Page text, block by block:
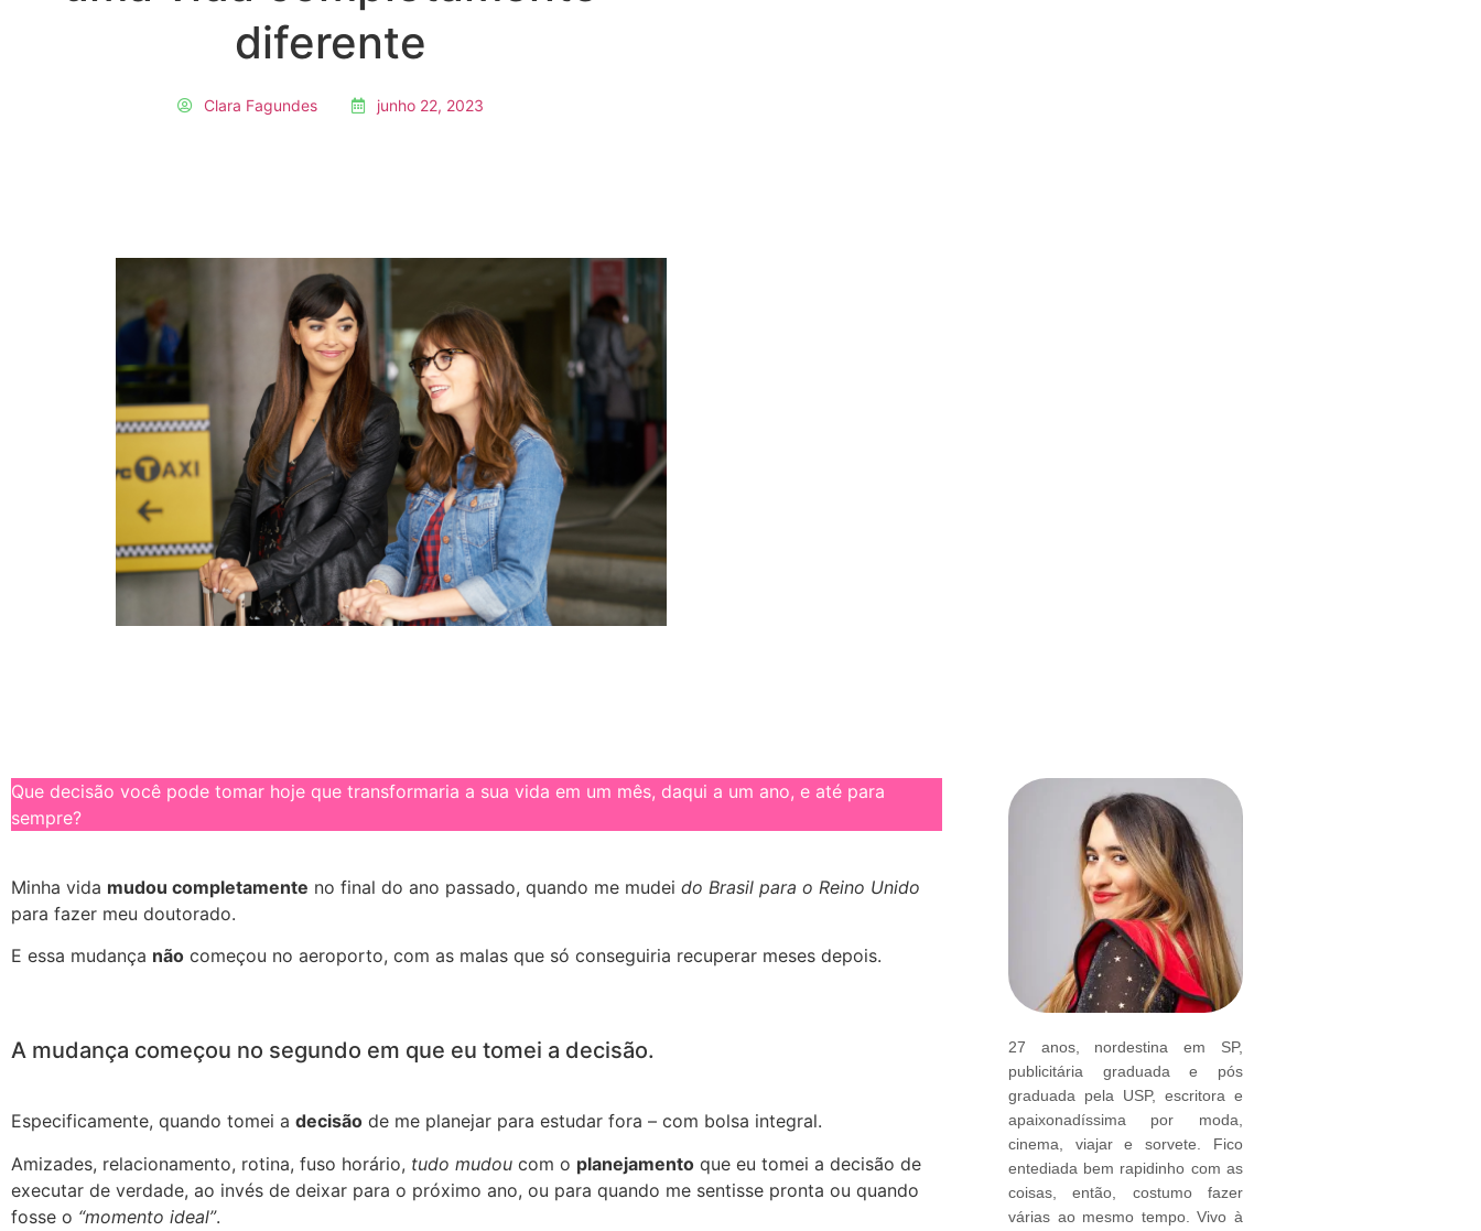
diferente
Clara Fagundes junho 22, 2023
Que decisão você pode tomar hoje que transformaria a sua vida em um mês, daqui a um ano, e até para
sempre?
Minha vida mudou completamente no final do ano passado, quando me mudei do Brasil para o Reino Unido
para fazer meu doutorado.
E essa mudança não começou no aeroporto, com as malas que só conseguiria recuperar meses depois.
A mudança começou no segundo em que eu tomei a decisão.
Especificamente, quando tomei a decisão de me planejar para estudar fora – com bolsa integral.
Amizades, relacionamento, rotina, fuso horário, tudo mudou com o planejamento que eu tomei a decisão de
executar de verdade, ao invés de deixar para o próximo ano, ou para quando me sentisse pronta ou quando
fosse o “momento ideal”.
27 anos, nordestina em SP,
publicitária graduada e pós
graduada pela USP, escritora e
apaixonadíssima por moda,
cinema, viajar e sorvete. Fico
entediada bem rapidinho com as
coisas, então, costumo fazer
várias ao mesmo tempo. Vivo à